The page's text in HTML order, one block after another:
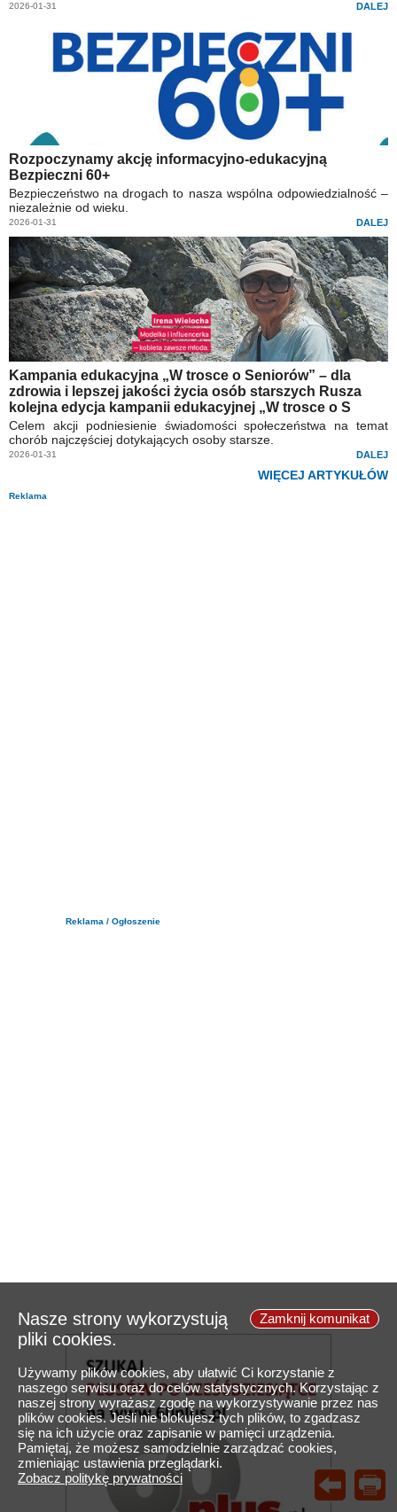
Zamknij komunikat
Nasze strony wykorzystują
pliki cookies.
Używamy plików cookies, aby ułatwić Ci korzystanie z
naszego serwisu oraz do celów statystycznych. Korzystając z
naszej strony wyrażasz zgodę na wykorzystywanie przez nas
plików cookies. Jeśli nie blokujesz tych plików, to zgadzasz
się na ich użycie oraz zapisanie w pamięci urządzenia.
Pamiętaj, że możesz samodzielnie zarządzać cookies,
zmieniając ustawienia przeglądarki.
Zobacz politykę prywatności
2026-01-31 DALEJ
Rozpoczynamy akcję informacyjno-edukacyjną
Bezpieczni 60+
Bezpieczeństwo na drogach to nasza wspólna odpowiedzialność –
niezależnie od wieku.
2026-01-31 DALEJ
Kampania edukacyjna „W trosce o Seniorów” – dla
zdrowia i lepszej jakości życia osób starszych Rusza
kolejna edycja kampanii edukacyjnej „W trosce o S
Celem akcji podniesienie świadomości społeczeństwa na temat
chorób najczęściej dotykających osoby starsze.
2026-01-31 DALEJ
WIĘCEJ ARTYKUŁÓW
Reklama
Reklama / Ogłoszenie